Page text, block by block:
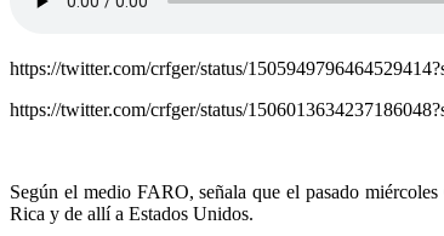
https://twitter.com/crfger/status/
https://twitter.com/crfger/status/
Según el medio FARO, señala que el pasado
Rica y de allí a Estados Unidos.